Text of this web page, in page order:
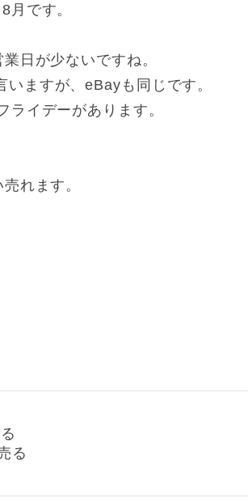
月です。
日が少ないですね。
ますが、eBayも同じです。
イデーがあります。
れます。
る